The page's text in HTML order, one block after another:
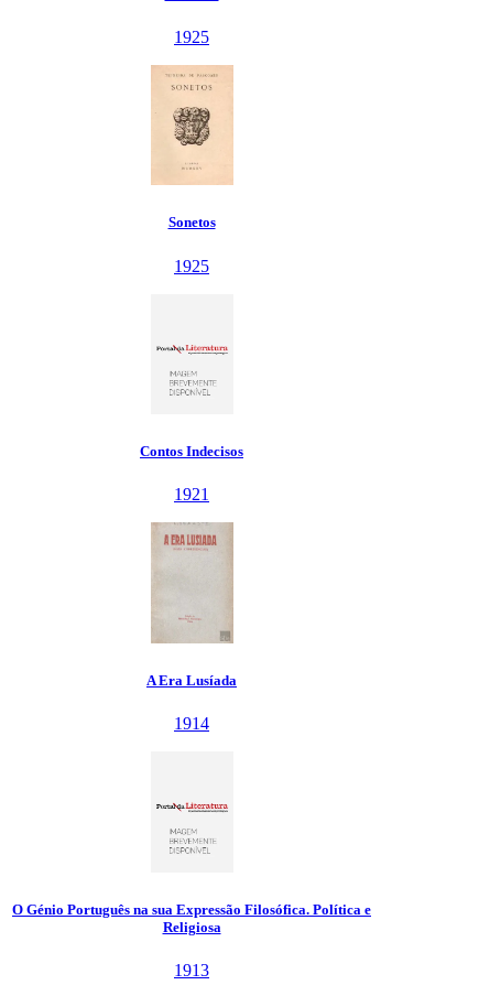
1925
Sonetos
1925
Contos Indecisos
1921
A Era Lusíada
1914
O Génio Português na sua Expressão Filosófica. Política e
Religiosa
1913